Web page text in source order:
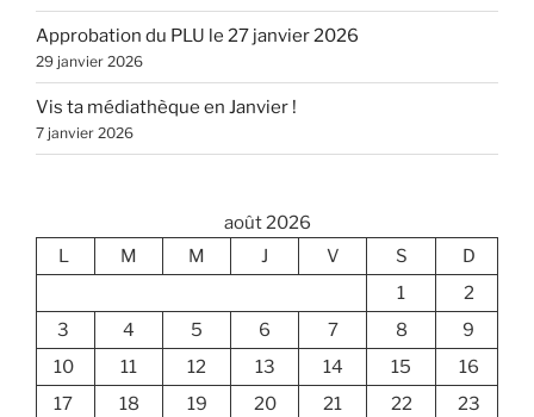
Approbation du PLU le 27 janvier 2026
29 janvier 2026
Vis ta médiathèque en Janvier !
7 janvier 2026
août 2026
L
M M J V S
D
1
2
3
4 5 6 7 8
9
10
11 12 13 14 15
16
17
18 19 20 21 22
23